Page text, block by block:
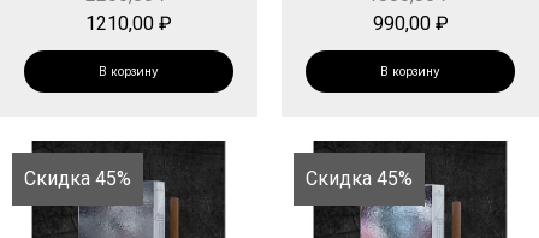
1210,00 ₽
В корзину
990,00 ₽
В корзину
Скидка 45% Скидка 45%